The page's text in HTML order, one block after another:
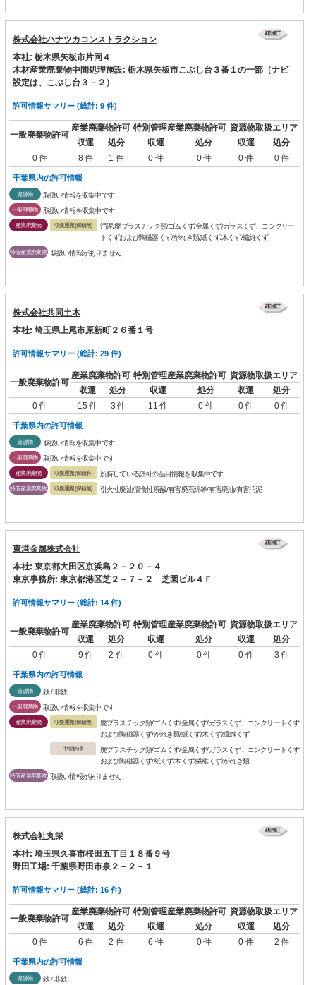
株式会社ハナツカコンストラクション
本社: 栃木県矢板市片岡４
木材産業廃棄物中間処理施設: 栃木県矢板市こぶし台３番１の一部（ナビ
設定は、こぶし台３－２）
許可情報サマリー (総計: 9 件)
一般廃棄物許可
産業廃棄物許可 特別管理産業廃棄物許可 資源物取扱エリア
収運
処分 収運 処分 収運
処分
0 件
8 件 1 件 0 件 0 件 0 件 0 件
千葉県内の許可情報
資源物 取扱い情報を収集中です
一般廃棄物 取扱い情報を収集中です
産業廃棄物 収集運搬(保積無)
汚泥/廃プラスチック類/ゴムくず/金属くず/ガラスくず、コンクリー
トくずおよび陶磁器くず/がれき類/紙くず/木くず/繊維くず
特管産業廃棄物 取扱い情報がありません
株式会社共同土木
本社: 埼玉県上尾市原新町２６番１号
許可情報サマリー (総計: 29 件)
一般廃棄物許可
産業廃棄物許可 特別管理産業廃棄物許可 資源物取扱エリア
収運
処分 収運 処分 収運
処分
0 件
15 件 3 件 11 件 0 件 0 件 0 件
千葉県内の許可情報
資源物 取扱い情報を収集中です
一般廃棄物 取扱い情報を収集中です
産業廃棄物 収集運搬(保積有) 所持している許可の品目情報を収集中です
特管産業廃棄物 収集運搬(保積無) 引火性廃油/腐食性廃酸/有害廃石綿等/有害廃油/有害汚泥
東港金属株式会社
本社: 東京都大田区京浜島２－２０－４
東京事務所: 東京都港区芝２－７－２ 芝園ビル４Ｆ
許可情報サマリー (総計: 14 件)
一般廃棄物許可
産業廃棄物許可 特別管理産業廃棄物許可 資源物取扱エリア
収運
処分 収運 処分 収運
処分
0 件
9 件 2 件 0 件 0 件 0 件 3 件
千葉県内の許可情報
資源物 鉄 / 非鉄
一般廃棄物 取扱い情報を収集中です
産業廃棄物 収集運搬(保積無)
廃プラスチック類/ゴムくず/金属くず/ガラスくず、コンクリートくず
および陶磁器くず/がれき類/紙くず/木くず/繊維くず
中間処理
廃プラスチック類/ゴムくず/金属くず/ガラスくず、コンクリートくず
および陶磁器くず/紙くず/木くず/繊維くず/がれき類
特管産業廃棄物 取扱い情報がありません
株式会社丸栄
本社: 埼玉県久喜市桜田五丁目１８番９号
野田工場: 千葉県野田市泉２－２－１
許可情報サマリー (総計: 16 件)
一般廃棄物許可
産業廃棄物許可 特別管理産業廃棄物許可 資源物取扱エリア
収運
処分 収運 処分 収運
処分
0 件
6 件 2 件 6 件 0 件 0 件 2 件
千葉県内の許可情報
資源物 鉄 / 非鉄